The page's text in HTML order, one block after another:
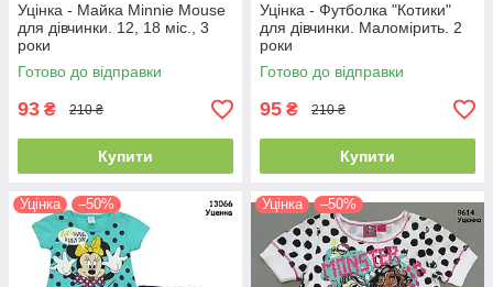
Уцінка - Майка Minnie Mouse
для дівчинки. 12, 18 міс., 3
роки
Готово до відправки
93 ₴ 210 ₴
Купити
Уцінка - Футболка "Котики"
для дівчинки. Маломірить. 2
роки
Готово до відправки
95 ₴ 210 ₴
Купити
Уцінка –50% Уцінка –50%